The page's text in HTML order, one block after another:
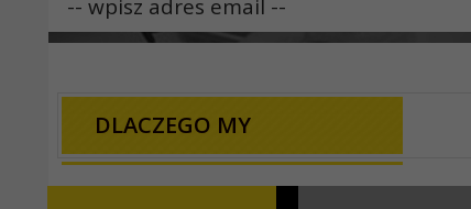
DLACZEGO MY